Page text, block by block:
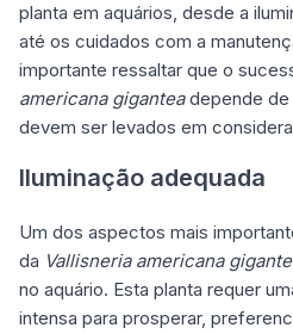
planta em aquários, desde a
até os cuidados com a
importante ressaltar que o
americana giganteadepende de
devem ser levados em
Iluminação adequada
Um dos aspectos mais
da Vallisneria americana
no aquário. Esta planta requer
intensa para prosperar,